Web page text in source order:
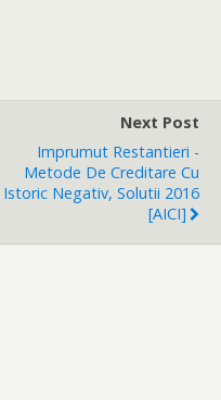
Next Post
Imprumut Restantieri -
Metode De Creditare Cu
Istoric Negativ, Solutii 2016
[AICI]